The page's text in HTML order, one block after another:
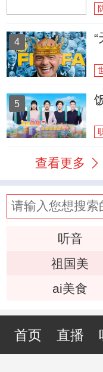
4
5
查看更多
听音
祖国美
ai美食
首页 直播